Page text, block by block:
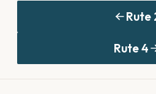
Rute
Rute4